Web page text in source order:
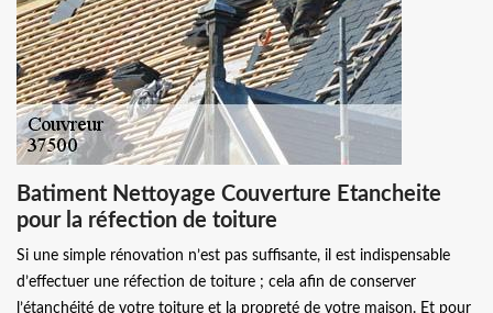
Batiment Nettoyage Couverture Etancheite
pour la réfection de toiture
Si une simple rénovation n’est pas suffisante, il est indispensable
d’effectuer une réfection de toiture ; cela afin de conserver
l’étanchéité de votre toiture et la propreté de votre maison. Et pour